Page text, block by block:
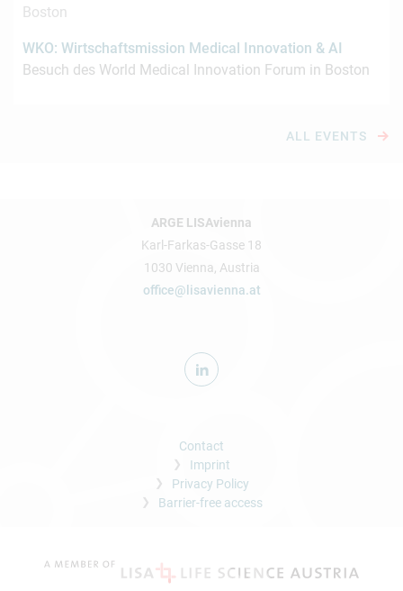
Boston
WKO: Wirtschaftsmission Medical Innovation & AI
Besuch des World Medical Innovation Forum in Boston
ALL EVENTS
ARGE LISAvienna
Karl-Farkas-Gasse 18
1030 Vienna, Austria
office@lisavienna.at
Contact
Imprint
Privacy Policy
Barrier-free access